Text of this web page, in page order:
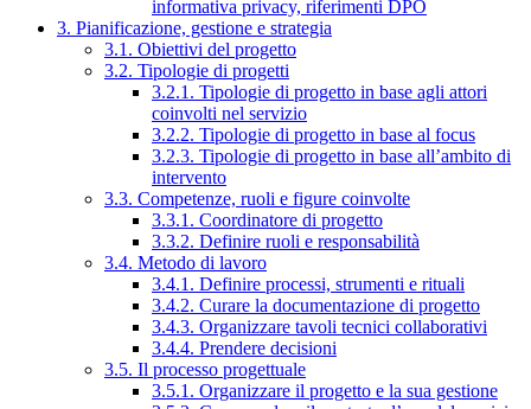
informativa privacy, riferimenti DPO
3. Pianificazione, gestione e strategia
3.1. Obiettivi del progetto
3.2. Tipologie di progetti
3.2.1. Tipologie di progetto in base agli attori
coinvolti nel servizio
3.2.2. Tipologie di progetto in base al focus
3.2.3. Tipologie di progetto in base all’ambito di
intervento
3.3. Competenze, ruoli e figure coinvolte
3.3.1. Coordinatore di progetto
3.3.2. Definire ruoli e responsabilità
3.4. Metodo di lavoro
3.4.1. Definire processi, strumenti e rituali
3.4.2. Curare la documentazione di progetto
3.4.3. Organizzare tavoli tecnici collaborativi
3.4.4. Prendere decisioni
3.5. Il processo progettuale
3.5.1. Organizzare il progetto e la sua gestione